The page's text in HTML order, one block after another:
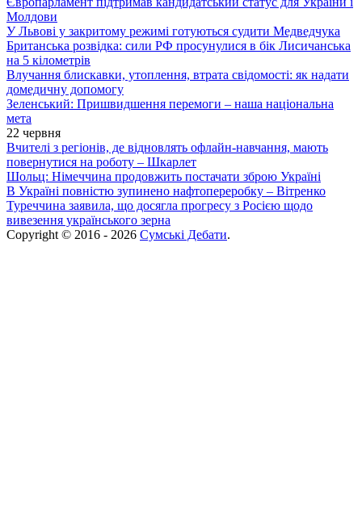
Молдови
У Львові у закритому режимі готуються судити Медведчука
Британська розвідка: сили РФ просунулися в бік Лисичанська
на 5 кілометрів
Влучання блискавки, утоплення, втрата свідомості: як надати
домедичну допомогу
Зеленський: Пришвидшення перемоги – наша національна
мета
22 червня
Вчителі з регіонів, де відновлять офлайн-навчання, мають
повернутися на роботу – Шкарлет
Шольц: Німеччина продовжить постачати зброю Україні
В Україні повністю зупинено нафтопереробку – Вітренко
Туреччина заявила, що досягла прогресу з Росією щодо
вивезення українського зерна
Copyright © 2016 - 2026 Сумські Дебати.